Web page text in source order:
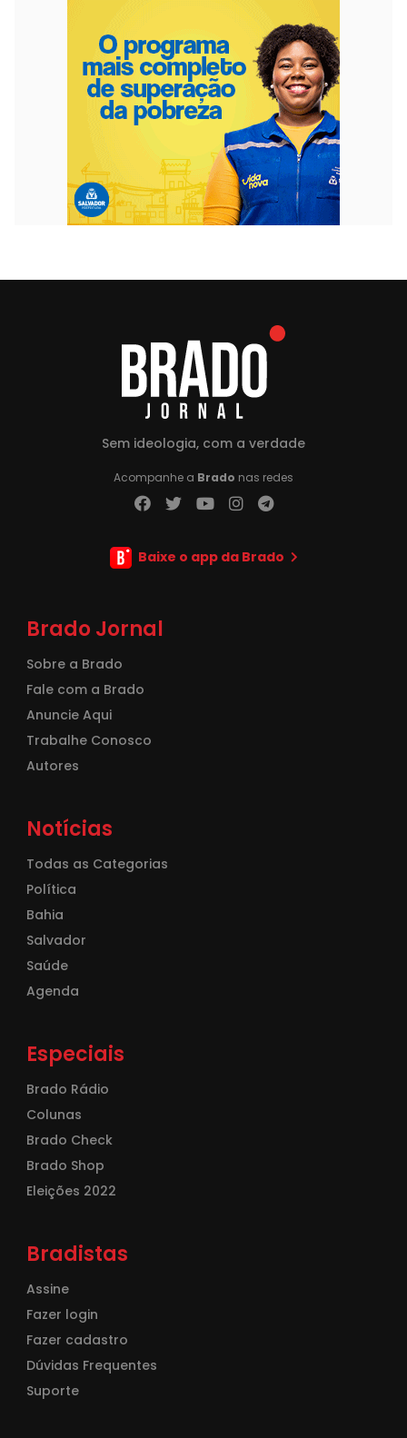
Sem ideologia, com a verdade
Acompanhe a Brado nas redes
Baixe o app da Brado
Brado Jornal
Sobre a Brado
Fale com a Brado
Anuncie Aqui
Trabalhe Conosco
Autores
Notícias
Todas as Categorias
Política
Bahia
Salvador
Saúde
Agenda
Especiais
Brado Rádio
Colunas
Brado Check
Brado Shop
Eleições 2022
Bradistas
Assine
Fazer login
Fazer cadastro
Dúvidas Frequentes
Suporte